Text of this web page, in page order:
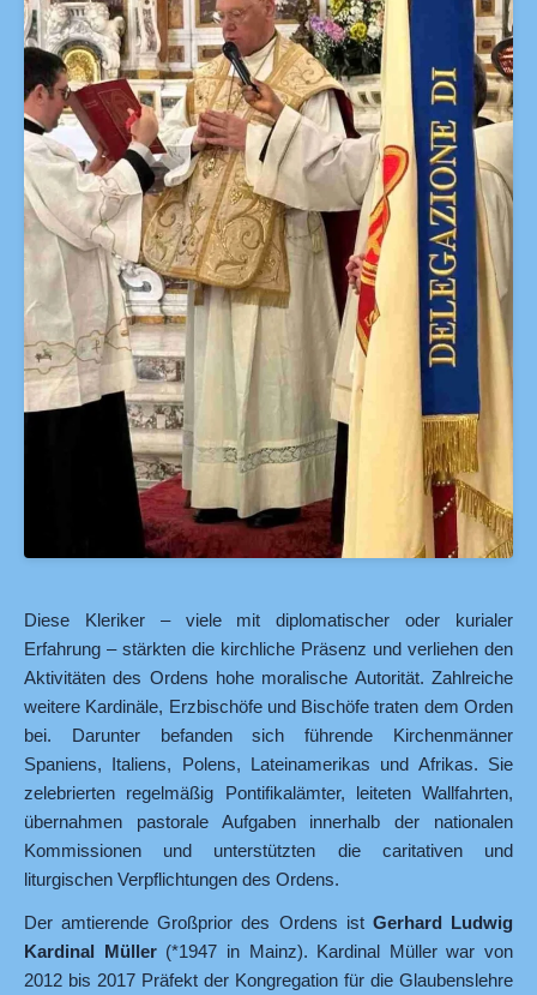
Diese Kleriker – viele mit diplomatischer oder kurialer
Erfahrung – stärkten die kirchliche Präsenz und verliehen den
Aktivitäten des Ordens hohe moralische Autorität. Zahlreiche
weitere Kardinäle, Erzbischöfe und Bischöfe traten dem Orden
bei. Darunter befanden sich führende Kirchenmänner
Spaniens, Italiens, Polens, Lateinamerikas und Afrikas. Sie
zelebrierten regelmäßig Pontifikalämter, leiteten Wallfahrten,
übernahmen pastorale Aufgaben innerhalb der nationalen
Kommissionen und unterstützten die caritativen und
liturgischen Verpflichtungen des Ordens.
Der amtierende Großprior des Ordens ist Gerhard Ludwig
Kardinal Müller(*1947 in Mainz). Kardinal Müller war von
2012 bis 2017 Präfekt der Kongregation für die Glaubenslehre